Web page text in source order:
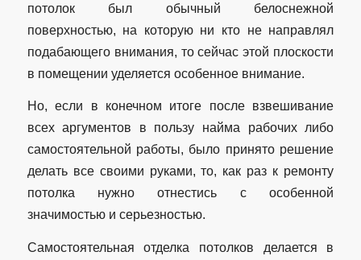
потолок был обычный белоснежной
поверхностью, на которую ни кто не направлял
подабающего внимания, то сейчас этой плоскости
в помещении уделяется особенное внимание.
Но, если в конечном итоге после взвешивание
всех аргументов в пользу найма рабочих либо
самостоятельной работы, было принято решение
делать все своими руками, то, как раз к ремонту
потолка нужно отнестись с особенной
значимостью и серьезностью.
Самостоятельная отделка потолков делается в